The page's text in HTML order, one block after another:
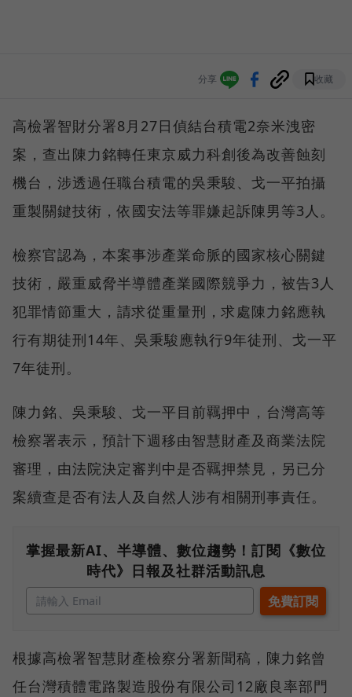
分享 收藏
高檢署智財分署8月27日偵結台積電2奈米洩密
案，查出陳力銘轉任東京威力科創後為改善蝕刻
機台，涉透過任職台積電的吳秉駿、戈一平拍攝
重製關鍵技術，依國安法等罪嫌起訴陳男等3人。
檢察官認為，本案事涉產業命脈的國家核心關鍵
技術，嚴重威脅半導體產業國際競爭力，被告3人
犯罪情節重大，請求從重量刑，求處陳力銘應執
行有期徒刑14年、吳秉駿應執行9年徒刑、戈一平
7年徒刑。
陳力銘、吳秉駿、戈一平目前羈押中，台灣高等
檢察署表示，預計下週移由智慧財產及商業法院
審理，由法院決定審判中是否羈押禁見，另已分
案續查是否有法人及自然人涉有相關刑事責任。
掌握最新AI、半導體、數位趨勢！訂閱《數位
時代》日報及社群活動訊息
根據高檢署智慧財產檢察分署新聞稿，陳力銘曾
任台灣積體電路製造股份有限公司12廠良率部門